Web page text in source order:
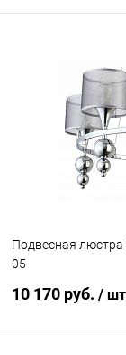
Подвесная люстра
05
10 170 руб. / шт